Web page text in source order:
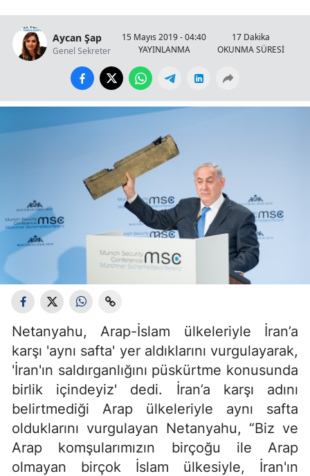
Aycan Şap
Genel Sekreter
15 Mayıs 2019 - 04:40
YAYINLANMA
17 Dakika
OKUNMA SÜRESİ
Netanyahu, Arap-İslam ülkeleriyle İran’a
karşı 'aynı safta' yer aldıklarını vurgulayarak,
'İran'ın saldırganlığını püskürtme konusunda
birlik içindeyiz' dedi. İran’a karşı adını
belirtmediği Arap ülkeleriyle aynı safta
olduklarını vurgulayan Netanyahu, “Biz ve
Arap komşularımızın birçoğu ile Arap
olmayan birçok İslam ülkesiyle, İran'ın